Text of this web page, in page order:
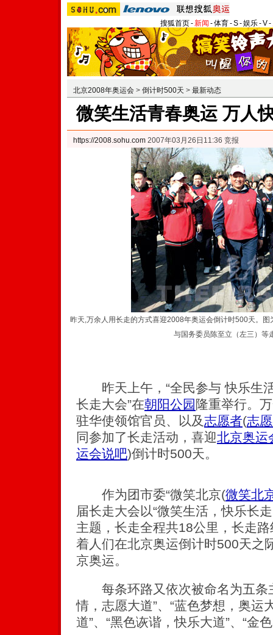
搜狐首页-新闻 -体育-S-娱乐-V-
北京2008年奥运会 > 倒计时500天 > 最新动态
微笑生活青春奥运 万人
https://2008.sohu.com 2007年03月26日11:36 竞报
昨天,万余人用长走的方式喜迎2008年奥运会倒计时500天。
与国务委员陈至立（左三）等
昨天上午，“全民参与 快乐生
长走大会”在朝阳公园 隆重举行。
驻华使领馆官员、以及志愿者(志
同参加了长走活动，喜迎北京奥运
运会说吧)倒计时500天。
作为团市委“微笑北京(微笑北
届长走大会以“微笑生活，快乐长
主题，长走全程共18公里，长走
着人们在北京奥运倒计时500天之
京奥运。
每条环路又依次被命名为五条
情，志愿大道”、“蓝色梦想，奥运
道”、“黑色诙谐，快乐大道”、“金